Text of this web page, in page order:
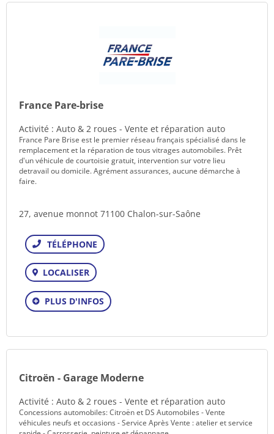
France Pare-brise
Activité : Auto & 2 roues - Vente et réparation auto
France Pare Brise est le premier réseau français spécialisé dans le
remplacement et la réparation de tous vitrages automobiles. Prêt
d'un véhicule de courtoisie gratuit, intervention sur votre lieu
detravail ou domicile. Agrément assurances, aucune démarche à
faire.
27, avenue monnot 71100 Chalon-sur-Saône
Téléphone
LOCALISER
PLUS D'INFOS
Citroën - Garage Moderne
Activité : Auto & 2 roues - Vente et réparation auto
Concessions automobiles: Citroën et DS Automobiles - Vente
véhicules neufs et occasions - Service Après Vente : atelier et service